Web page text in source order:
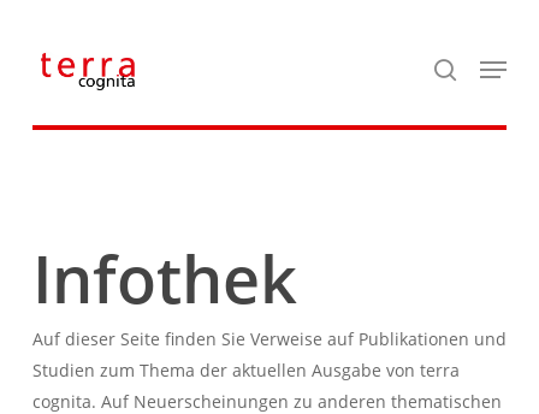
Menu
Infothek
Auf dieser Seite finden Sie Verweise auf Publikationen und
Studien zum Thema der aktuellen Ausgabe von terra
cognita. Auf Neuerscheinungen zu anderen thematischen
Close